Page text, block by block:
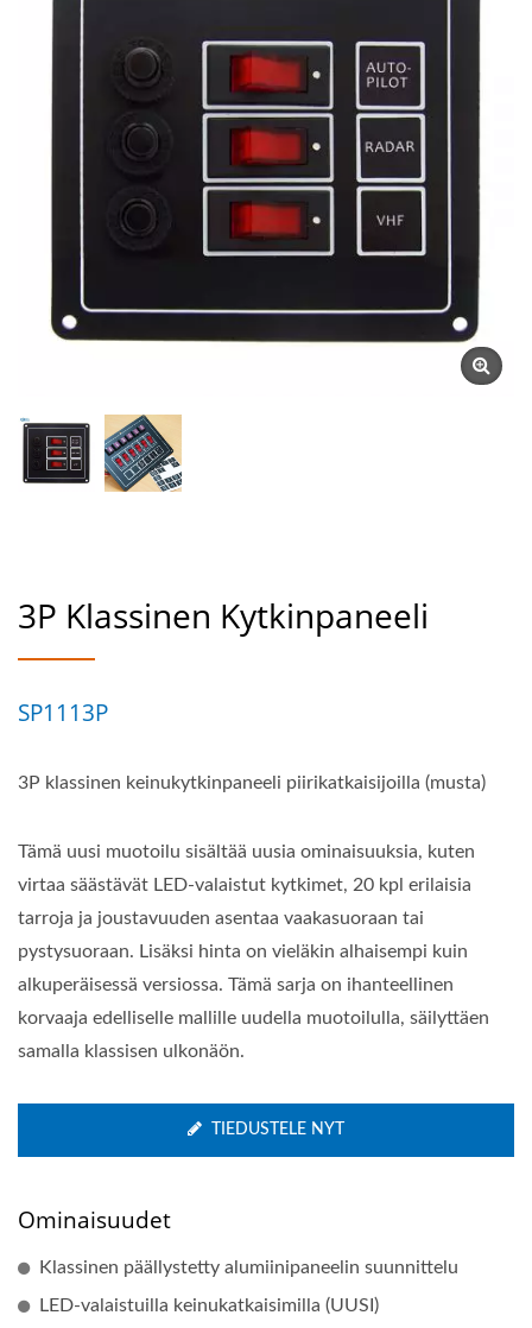
3P Klassinen Kytkinpaneeli
SP1113P
3P klassinen keinukytkinpaneeli piirikatkaisijoilla (musta)
Tämä uusi muotoilu sisältää uusia ominaisuuksia, kuten
virtaa säästävät LED-valaistut kytkimet, 20 kpl erilaisia
tarroja ja joustavuuden asentaa vaakasuoraan tai
pystysuoraan. Lisäksi hinta on vieläkin alhaisempi kuin
alkuperäisessä versiossa. Tämä sarja on ihanteellinen
korvaaja edelliselle mallille uudella muotoilulla, säilyttäen
samalla klassisen ulkonäön.
TIEDUSTELE NYT
Ominaisuudet
Klassinen päällystetty alumiinipaneelin suunnittelu
LED-valaistuilla keinukatkaisimilla (UUSI)